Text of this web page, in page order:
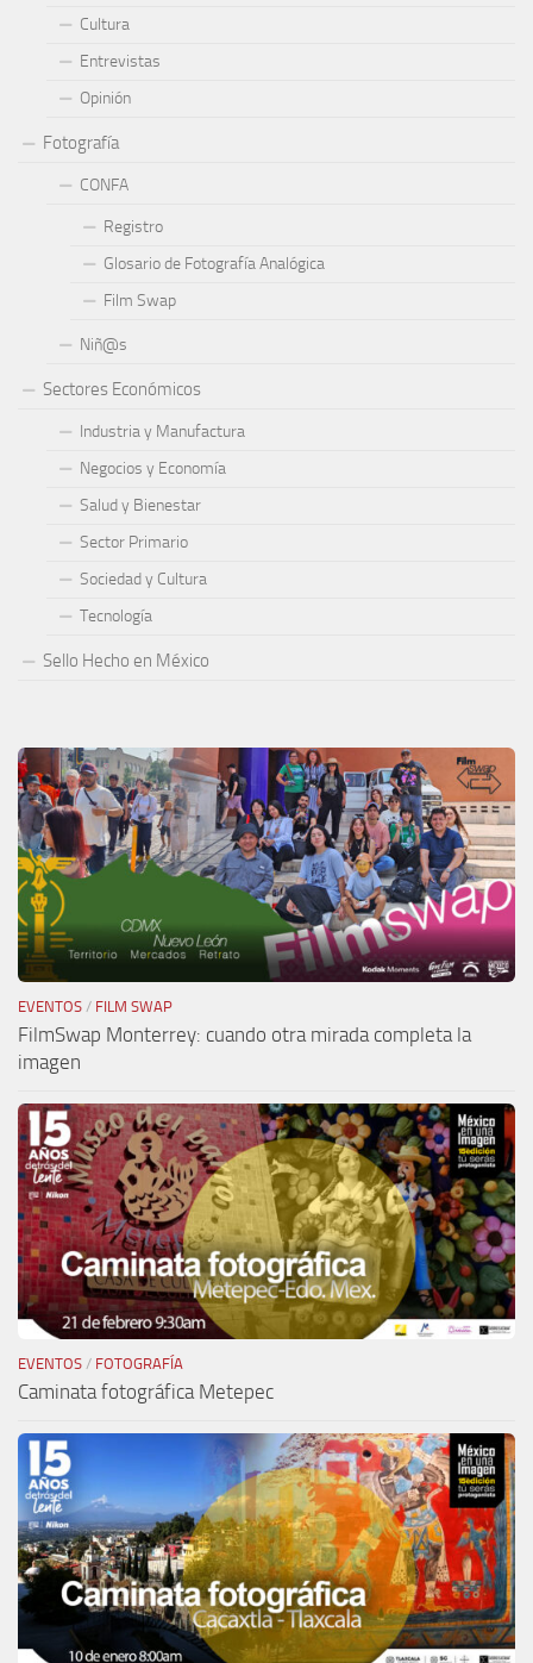
Cultura
Entrevistas
Opinión
Fotografía
CONFA
Registro
Glosario de Fotografía Analógica
Film Swap
Niñ@s
Sectores Económicos
Industria y Manufactura
Negocios y Economía
Salud y Bienestar
Sector Primario
Sociedad y Cultura
Tecnología
Sello Hecho en México
EVENTOS / FILM SWAP
FilmSwap Monterrey: cuando otra mirada completa la
imagen
EVENTOS / FOTOGRAFÍA
Caminata fotográfica Metepec